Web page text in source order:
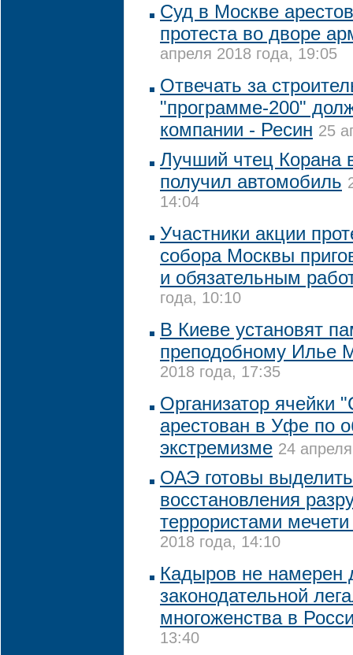
Суд в Москве
протеста во дворе
апреля 2018 года, 19:05
Отвечать за
"программе-200"
компании - Ресин 25
Лучший чтец Корана
получил автомобиль
14:04
Участники акции
собора Москвы
и обязательным
года, 10:10
В Киеве установят
преподобному Илье
2018 года, 17:35
Организатор ячейки
арестован в Уфе по
экстремизме 24
ОАЭ готовы
восстановления
террористами
2018 года, 14:10
Кадыров не намерен
законодательной
многоженства в
13:40